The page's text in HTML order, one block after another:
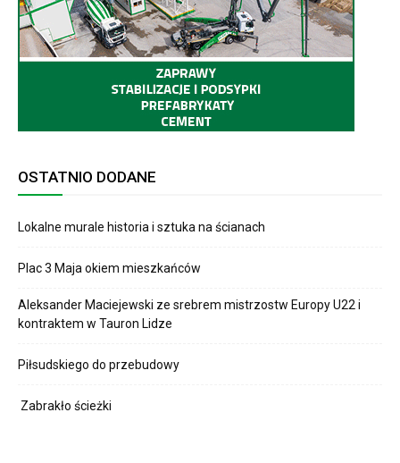
OSTATNIO DODANE
Lokalne murale historia i sztuka na ścianach
Plac 3 Maja okiem mieszkańców
Aleksander Maciejewski ze srebrem mistrzostw Europy U22 i
kontraktem w Tauron Lidze
Piłsudskiego do przebudowy
Zabrakło ścieżki